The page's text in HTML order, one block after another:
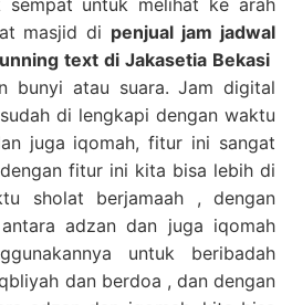
masjid di penjual jam jadwal
text di Jakasetia Bekasi
bunyi atau suara. Jam digital
di lengkapi dengan waktu
juga iqomah, fitur ini sangat
fitur ini kita bisa lebih di
sholat berjamaah , dengan
adzan dan juga iqomah
untuk beribadah
dan berdoa , dan dengan